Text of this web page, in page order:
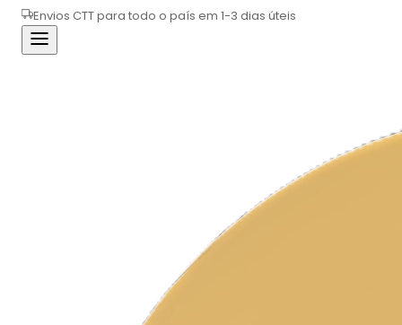
Envios CTT para todo o país em 1-3 dias úteis